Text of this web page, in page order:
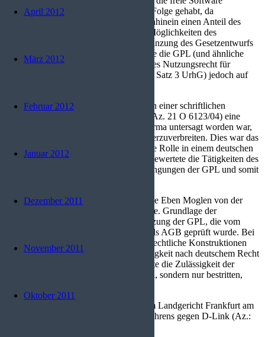
April 2012
März 2012
Februar 2012
Januar 2012
Dezember 2011
November 2011
Oktober 2011
verkaufen, eine Rechtsunsicherheit zur Folge gehabt, da
Programmierer möglicherweise im Nachhinein einen Anteil des
Erlöses hätten verlangen können, was Möglichkeiten des
Missbrauchs eröffnet hätte. Mit der Ergänzung des Gesetzentwurfs
um die sogenannte Linux-Klausel wurde die GPL (und ähnliche
Lizenzen, die „unentgeltlich ein einfaches Nutzungsrecht für
jedermann einräumen“, vgl. § 32 Abs. 3 Satz 3 UrhG) jedoch auf
Das Landgericht München I bestätigte in einer schriftlichen
Urteilsbegründung vom 19. Mai 2004 (Az. 21 O 6123/04) eine
einstweilige Verfügung, mit der einer Firma untersagt worden war,
Netfilter ohne Einhaltung der GPL weiterzuverbreiten. Dies war das
erste Mal, dass die GPL eine signifikante Rolle in einem deutschen
Gerichtsverfahren spielte. Das Gericht bewertete die Tätigkeiten des
Beklagten als Missachtung einiger Bedingungen der GPL und somit
Dies entsprach genau den Prognosen, die Eben Moglen von der
FSF für solche Fälle zuvor gemacht hatte. Grundlage der
Entscheidung war die deutsche Übersetzung der GPL, die vom
Gericht ansatzweise auf die Gültigkeit als AGB geprüft wurde. Bei
manchen Klauseln waren komplizierte rechtliche Konstruktionen
bzw. Auslegungen nötig, um die Zulässigkeit nach deutschem Recht
zu erreichen. Die gegnerische Partei hatte die Zulässigkeit der
Bedingungen der GPL nicht angegriffen, sondern nur bestritten,
Am 6. September 2006 war die GPL am Landgericht Frankfurt am
Main erfolgreich Bestandteil eines Verfahrens gegen D-Link (Az.: